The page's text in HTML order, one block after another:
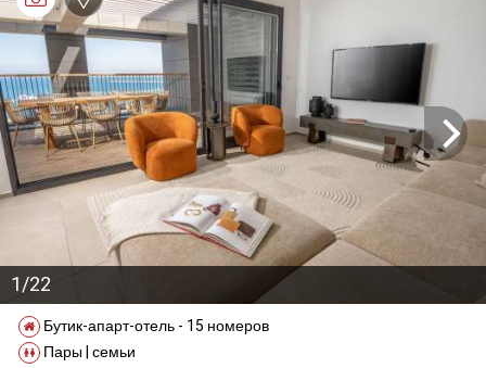
1/22
Бутик-апарт-отель - 15 номеров
Пары | семьи